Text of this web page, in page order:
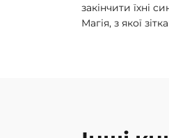
закінчити їхні
Магія, з якої